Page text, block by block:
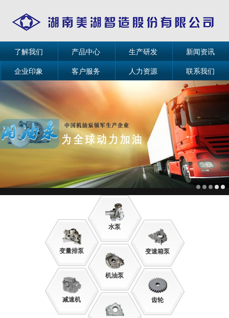
了解我们 产品中心 生产研发
新闻资讯
企业印象
客户服务 人力资源 联系我们
水泵
变速箱泵
齿轮
减速机
变量排泵
机油泵